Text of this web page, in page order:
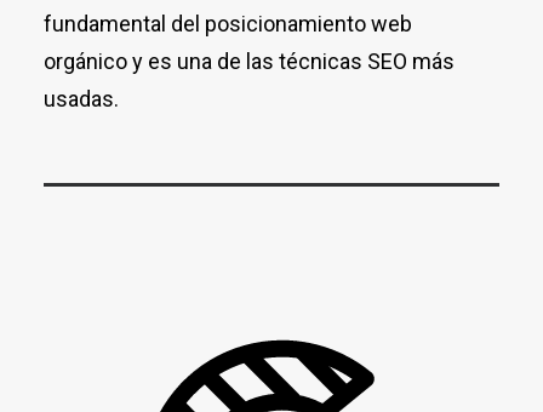
fundamental del posicionamiento web
orgánico y es una de las técnicas SEO más
usadas.